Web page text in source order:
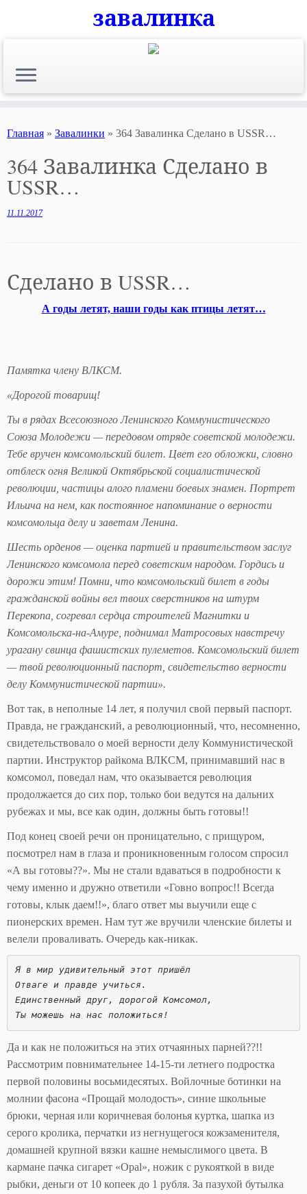
завалинка
Главная » Завалинки » 364 Завалинка Сделано в USSR…
364 Завалинка Сделано в
USSR…
11.11.2017
Сделано в USSR…
А годы летят, наши годы как птицы летят…
Памятка члену ВЛКСМ.
«Дорогой товарищ!
Ты в рядах Всесоюзного Ленинского Коммунистического
Союза Молодежи — передовом отряде советской молодежи.
Тебе вручен комсомольский билет. Цвет его обложки, словно
отблеск огня Великой Октябрьской социалистической
революции, частицы алого пламени боевых знамен. Портрет
Ильича на нем, как постоянное напоминание о верности
комсомольца делу и заветам Ленина.
Шесть орденов — оценка партией и правительством заслуг
Ленинского комсомола перед советским народом. Гордись и
дорожи этим! Помни, что комсомольский билет в годы
гражданской войны вел твоих сверстников на штурм
Перекопа, согревал сердца строителей Магнитки и
Комсомольска-на-Амуре, поднимал Матросовых навстречу
урагану свинца фашистских пулеметов. Комсомольский билет
— твой революционный паспорт, свидетельство верности
делу Коммунистической партии».
Вот так, в неполные 14 лет, я получил свой первый паспорт.
Правда, не гражданский, а революционный, что, несомненно,
свидетельствовало о моей верности делу Коммунистической
партии. Инструктор райкома ВЛКСМ, принимавший нас в
комсомол, поведал нам, что оказывается революция
продолжается до сих пор, только бои ведутся на дальних
рубежах и мы, все как один, должны быть готовы!!
Под конец своей речи он проницательно, с прищуром,
посмотрел нам в глаза и проникновенным голосом спросил
«А вы готовы??». Мы не стали вдаваться в подробности к
чему именно и дружно ответили «Говно вопрос!! Всегда
готовы, клык даем!!», благо ответ мы выучили еще с
пионерских времен. Нам тут же вручили членские билеты и
велели проваливать. Очередь как-никак.
Я в мир удивительный этот пришёл
Отваге и правде учиться.
Единственный друг, дорогой Комсомол,
Ты можешь на нас положиться!
Да и как не положиться на этих отчаянных парней??!!
Рассмотрим повнимательнее 14-15-ти летнего подростка
первой половины восьмидесятых. Войлочные ботинки на
молнии фасона «Прощай молодость», синие школьные
брюки, черная или коричневая болонья куртка, шапка из
серого кролика, перчатки из негнущегося кожзаменителя,
домашней крупной вязки кашне немыслимого цвета. В
кармане пачка сигарет «Opal», ножик с рукояткой в виде
рыбки, деньги от 10 копеек до 1 рубля. За пазухой бутылка